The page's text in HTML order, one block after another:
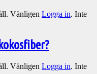
Vänligen Logga in. Inte
Vänligen Logga in. Inte